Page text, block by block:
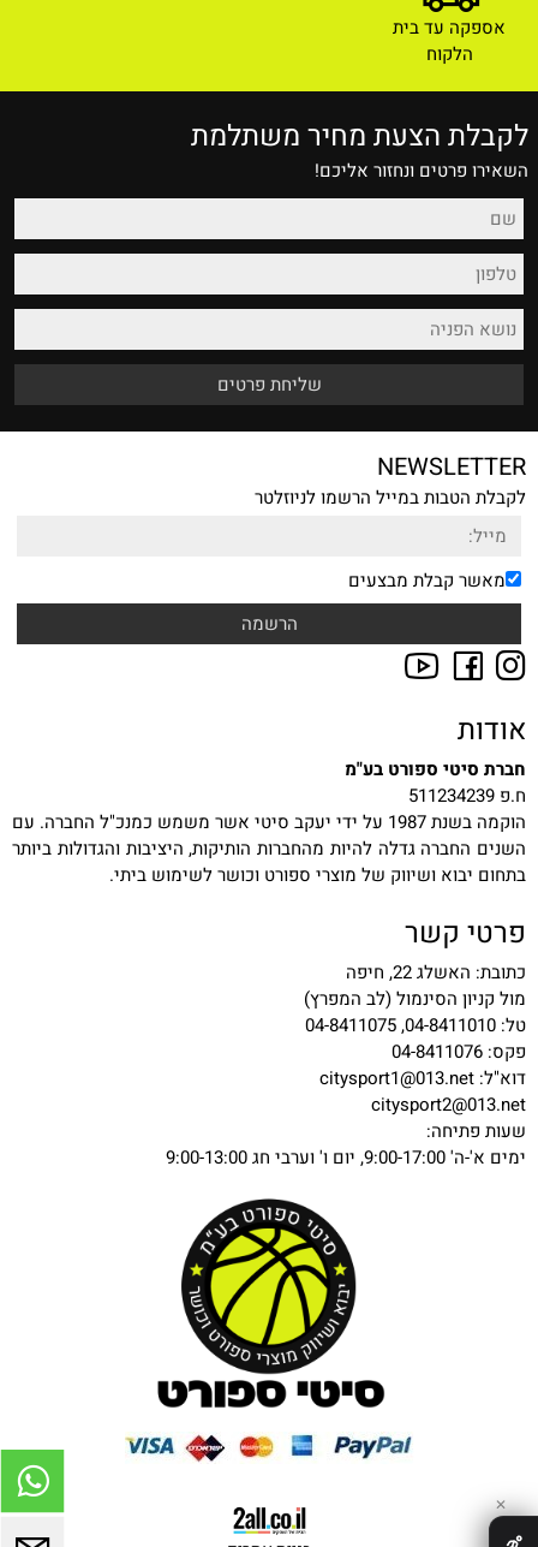
אספקה עד בית
הלקוח
לקבלת הצעת מחיר משתלמת
השאירו פרטים ונחזור אליכם!
NEWSLETTER
לקבלת הטבות במייל הרשמו לניוזלטר
מאשר קבלת מבצעים
אודות
חברת סיטי ספורט בע"מ
ח.פ 511234239
הוקמה בשנת 1987 על ידי יעקב סיטי אשר משמש כמנכ"ל החברה. עם
השנים החברה גדלה להיות מהחברות הותיקות, היציבות והגדולות ביותר
בתחום יבוא ושיווק של מוצרי ספורט וכושר לשימוש ביתי.
פרטי קשר
כתובת: האשלג 22, חיפה
מול קניון הסינמול (לב המפרץ)
טל: 04-8411010, 04-8411075
פקס: 04-8411076
דוא"ל: citysport1@013.net
citysport2@013.net
שעות פתיחה:
ימים א'-ה' 9:00-17:00, יום ו' וערבי חג 9:00-13:00
✕